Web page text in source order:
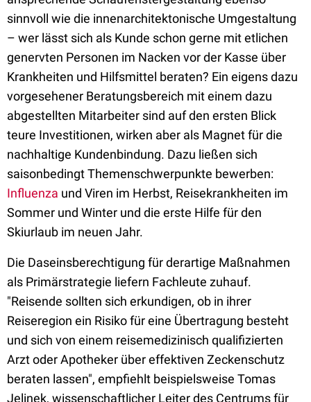
sinnvoll wie die innenarchitektonische Umgestaltung
– wer lässt sich als Kunde schon gerne mit etlichen
genervten Personen im Nacken vor der Kasse über
Krankheiten und Hilfsmittel beraten? Ein eigens dazu
vorgesehener Beratungsbereich mit einem dazu
abgestellten Mitarbeiter sind auf den ersten Blick
teure Investitionen, wirken aber als Magnet für die
nachhaltige Kundenbindung. Dazu ließen sich
saisonbedingt Themenschwerpunkte bewerben:
Influenza und Viren im Herbst, Reisekrankheiten im
Sommer und Winter und die erste Hilfe für den
Skiurlaub im neuen Jahr.
Die Daseinsberechtigung für derartige Maßnahmen
als Primärstrategie liefern Fachleute zuhauf.
"Reisende sollten sich erkundigen, ob in ihrer
Reiseregion ein Risiko für eine Übertragung besteht
und sich von einem reisemedizinisch qualifizierten
Arzt oder Apotheker über effektiven Zeckenschutz
beraten lassen", empfiehlt beispielsweise Tomas
Jelinek, wissenschaftlicher Leiter des Centrums für